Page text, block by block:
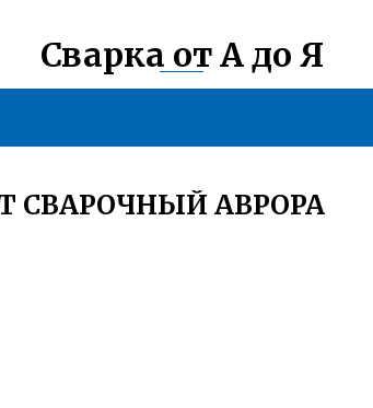
Сварка от А до Я
СВАРОЧНЫЙ АВРОРА